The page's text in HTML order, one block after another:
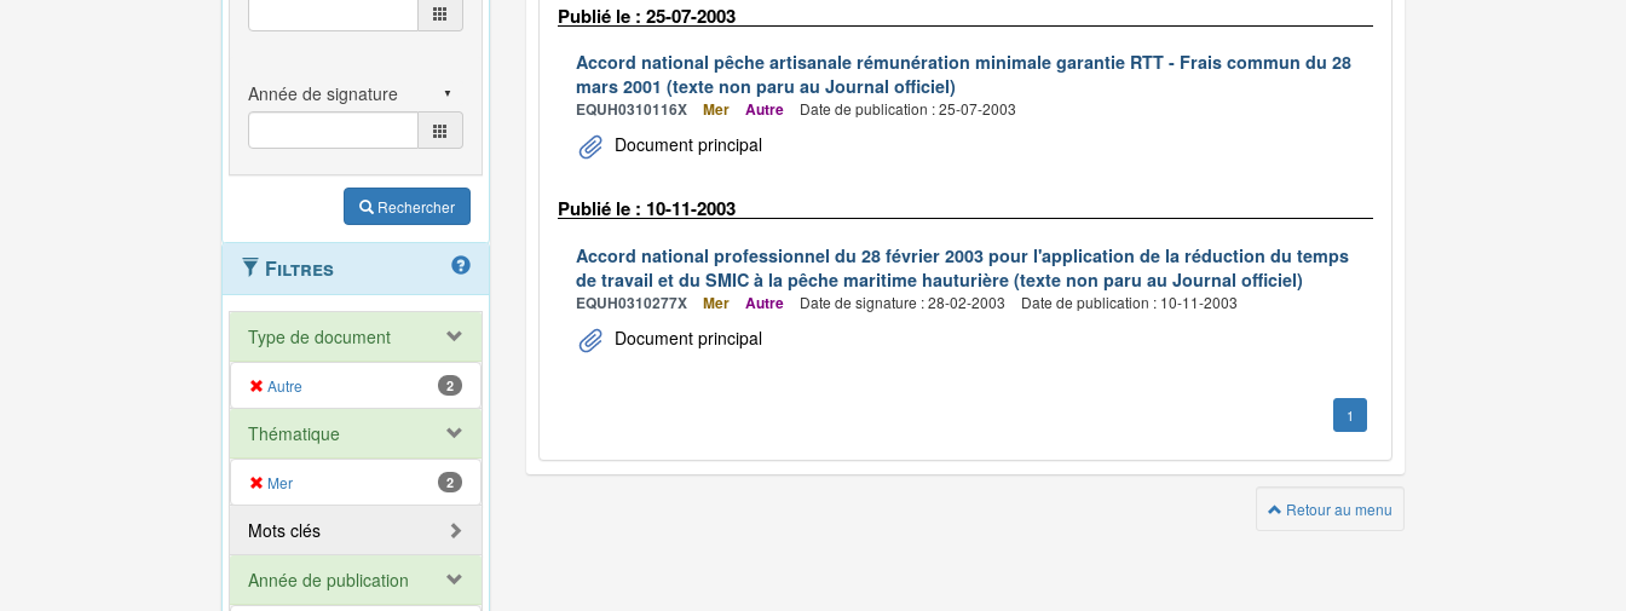
Rechercher
Filtres
Type de document
Autre 2
Thématique
Mer 2
Mots clés
Année de publication
Publié le : 25-07-2003
Accord national pêche artisanale rémunération minimale garantie RTT - Frais commun du 28
mars 2001 (texte non paru au Journal officiel)
EQUH0310116X Mer Autre Date de publication : 25-07-2003
Document principal
Publié le : 10-11-2003
Accord national professionnel du 28 février 2003 pour l'application de la réduction du temps
de travail et du SMIC à la pêche maritime hauturière (texte non paru au Journal officiel)
EQUH0310277X Mer Autre Date de signature : 28-02-2003 Date de publication : 10-11-2003
Document principal
1
Retour au menu